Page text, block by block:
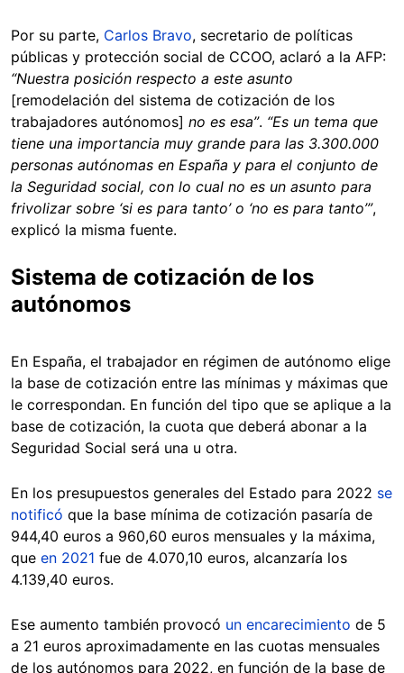
Por su parte, Carlos Bravo, secretario de políticas
públicas y protección social de CCOO, aclaró a la AFP:
“Nuestra posición respecto a este asunto
[remodelación del sistema de cotización de los
trabajadores autónomos] no es esa”. “Es un tema que
tiene una importancia muy grande para las 3.300.000
personas autónomas en España y para el conjunto de
la Seguridad social, con lo cual no es un asunto para
frivolizar sobre ‘si es para tanto’ o ‘no es para tanto’”,
explicó la misma fuente.
Sistema de cotización de los
autónomos
En España, el trabajador en régimen de autónomo elige
la base de cotización entre las mínimas y máximas que
le correspondan. En función del tipo que se aplique a la
base de cotización, la cuota que deberá abonar a la
Seguridad Social será una u otra.
En los presupuestos generales del Estado para 2022 se
notificó que la base mínima de cotización pasaría de
944,40 euros a 960,60 euros mensuales y la máxima,
que en 2021 fue de 4.070,10 euros, alcanzaría los
4.139,40 euros.
Ese aumento también provocó un encarecimiento de 5
a 21 euros aproximadamente en las cuotas mensuales
de los autónomos para 2022, en función de la base de